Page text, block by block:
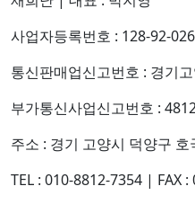
사업자등록번호 : 128-92-
통신판매업신고번호 : 경기
부가통신사업신고번호 :
주소 : 경기 고양시 덕양구
TEL : 010-8812-7354 | FAX